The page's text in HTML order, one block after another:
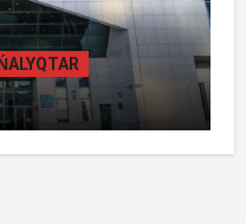
ДАМЫТУДЫҢ